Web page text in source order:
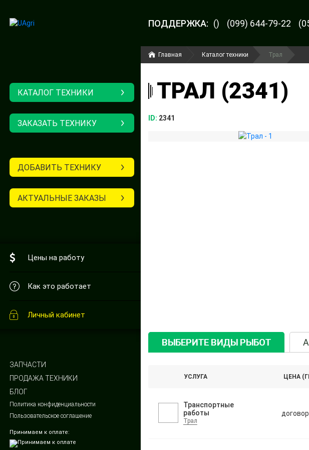
ПОДДЕРЖКА: () (099) 644-79-22
КАТАЛОГ ТЕХНИКИ
ЗАКАЗАТЬ ТЕХНИКУ
ДОБАВИТЬ ТЕХНИКУ
АКТУАЛЬНЫЕ ЗАКАЗЫ
Цены на работу
Как это работает
Личный кабинет
ЗАПЧАСТИ
ПРОДАЖА ТЕХНИКИ
БЛОГ
Политика конфиденциальности
Пользовательское соглашение
Принимаем к оплате:
Главная Каталог техники Трал
ТРАЛ (2341)
ID: 2341
ВЫБЕРИТЕ ВИДЫ РЫБОТ
УСЛУГА ЦЕНА
Транспортные
работы
Трал